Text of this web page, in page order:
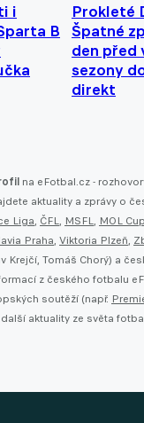
i
B
Prokleté
Špatné
den před
sezony
direkt
na eFotbal.cz -
aktuality a zprávy o
Liga, ČFL, MSFL, MOL Cup
Praha, Viktoria Plzeň,
Krejčí, Tomáš Chorý) a
z českého fotbalu
soutěží (např.
aktuality ze světa